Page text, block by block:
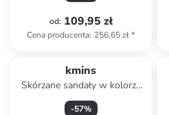
od: 109,95 zł
Cena producenta: 256,65 zł*
kmins
Skórzane sandały w kolorze
srebrnym
-57%